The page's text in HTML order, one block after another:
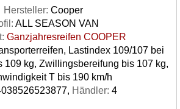
Hersteller: Cooper
ALL SEASON VAN
Ganzjahresreifen COOPER
Lastindex 109/107 bei
109 kg, Zwillingsbereifung bis 107 kg,
T bis 190 km/h
Händler: 4